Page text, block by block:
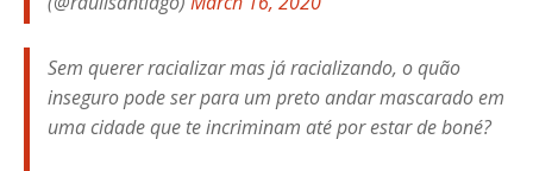
Sem querer racializar mas já racializando, o quão
inseguro pode ser para um preto andar mascarado em
uma cidade que te incriminam até por estar de boné?